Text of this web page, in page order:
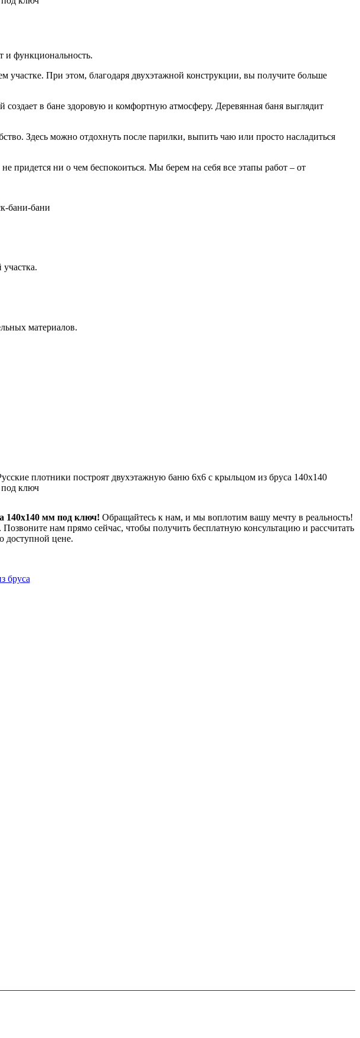
и функциональность.
участке. При этом, благодаря двухэтажной конструкции, вы получите больше
в бане здоровую и комфортную атмосферу. Деревянная баня выглядит
Здесь можно отдохнуть после парилки, выпить чаю или просто насладиться
придется ни о чем беспокоиться. Мы берем на себя все этапы работ – от
материалов.
140х140 мм под ключ! Обращайтесь к нам, и мы воплотим вашу мечту в реальность!
нам прямо сейчас, чтобы получить бесплатную консультацию и рассчитать
доступной цене.
бруса